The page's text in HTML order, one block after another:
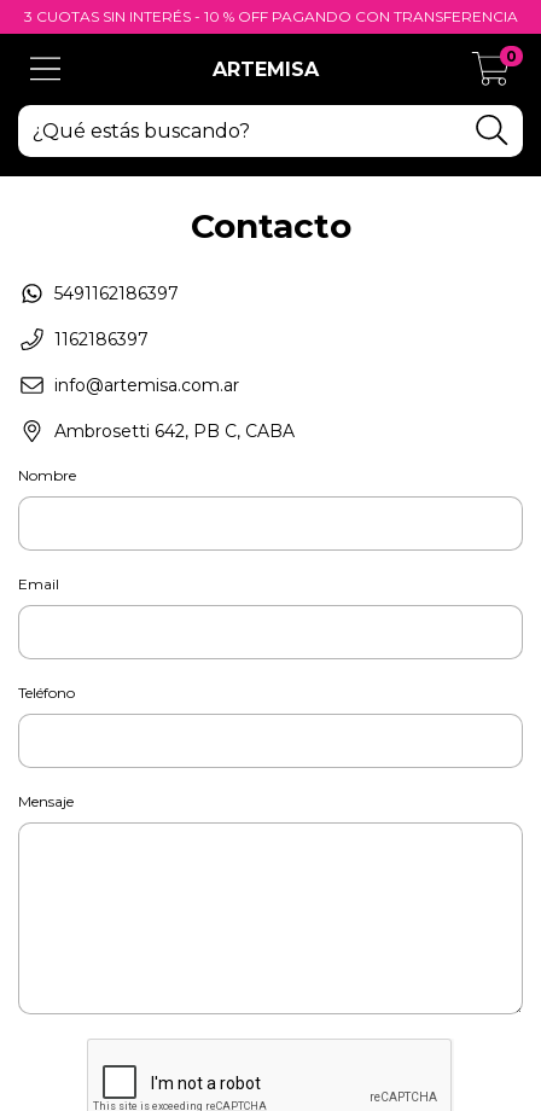
3 CUOTAS SIN INTERÉS - 10 % OFF PAGANDO CON TRANSFERENCIA
ARTEMISA
0
Contacto
5491162186397
1162186397
info@artemisa.com.ar
Ambrosetti 642, PB C, CABA
Nombre
Email
Teléfono
Mensaje